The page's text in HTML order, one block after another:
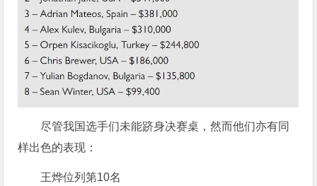
尽管我国选手们未能跻身决赛桌，然而他们亦有同
样出色的表现：
王烨位列第10名